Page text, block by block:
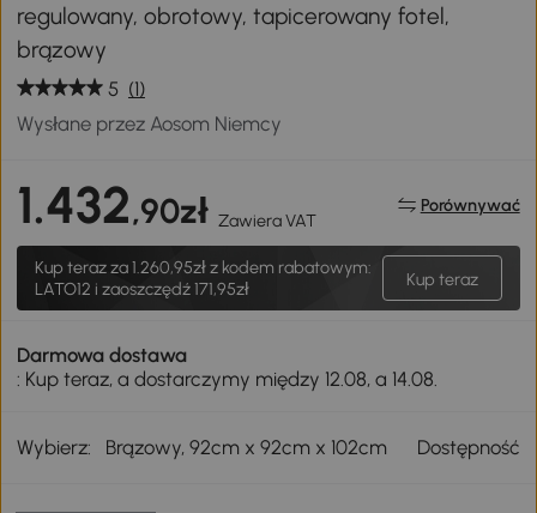
regulowany, obrotowy, tapicerowany fotel,
brązowy
5 (1)
Wysłane przez Aosom Niemcy
1.432,90zł Zawiera VAT
Porównywać
Kup teraz za1.260,95złz kodem rabatowym:
LATO12 i zaoszczędź 171,95zł
Kup teraz
Darmowa dostawa
: Kup teraz, a dostarczymy między 12.08, a 14.08.
Wybierz: Brązowy, 92cm x 92cm x 102cm Dostępność